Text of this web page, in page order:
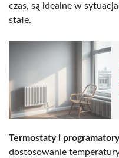
czas, są idealne w
stałe.
Termostaty i
dostosowanie